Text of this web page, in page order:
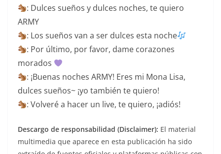
: Dulces sueños y dulces noches, te quiero
ARMY
: Los sueños van a ser dulces esta noche
: Por último, por favor, dame corazones
morados
: ¡Buenas noches ARMY! Eres mi Mona Lisa,
dulces sueños~ ¡yo también te quiero!
: Volveré a hacer un live, te quiero, ¡adiós!
Descargo de responsabilidad (Disclaimer): El material
multimedia que aparece en esta publicación ha sido